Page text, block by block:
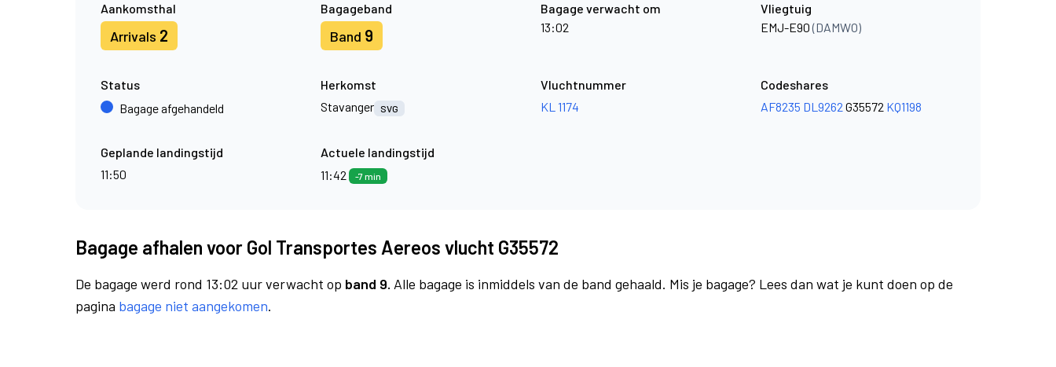
Aankomsthal
Arrivals 2
Bagageband
Band 9
Bagage verwacht om
13:02
Vliegtuig
EMJ-E90(DAMWO)
Status
Bagage afgehandeld
Herkomst
Stavanger SVG
Vluchtnummer
KL 1174
Codeshares
AF8235 DL9262 G35572 KQ1198
Geplande landingstijd
11:50
Actuele landingstijd
11:42
-7 min
Bagage afhalen voor Gol Transportes Aereos vlucht G35572
De bagage werd rond 13:02 uur verwacht op band 9. Alle bagage is inmiddels van de band gehaald. Mis je bagage? Lees dan wat je kunt doen op de
pagina bagage niet aangekomen.